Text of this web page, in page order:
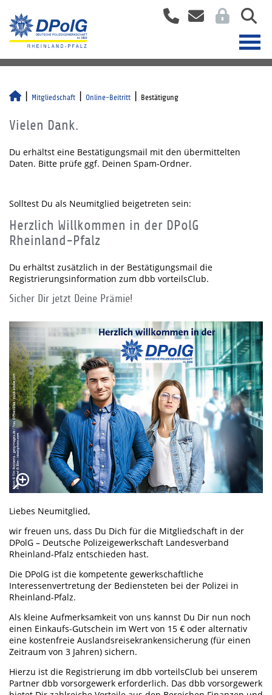
Mitgliedschaft Online-Beitritt Bestätigung
Vielen Dank.
Du erhältst eine Bestätigungsmail mit den übermittelten
Daten. Bitte prüfe ggf. Deinen Spam-Ordner.
Solltest Du als Neumitglied beigetreten sein:
Herzlich Willkommen in der DPolG
Rheinland-Pfalz
Du erhältst zusätzlich in der Bestätigungsmail die
Registrierungsinformation zum dbb vorteilsClub.
Sicher Dir jetzt Deine Prämie!
Liebes Neumitglied,
wir freuen uns, dass Du Dich für die Mitgliedschaft in der
DPolG – Deutsche Polizeigewerkschaft Landesverband
Rheinland-Pfalz entschieden hast.
Die DPolG ist die kompetente gewerkschaftliche
Interessenvertretung der Bediensteten bei der Polizei in
Rheinland-Pfalz.
Als kleine Aufmerksamkeit von uns kannst Du Dir nun noch
einen Einkaufs-Gutschein im Wert von 15 € oder alternativ
eine kostenfreie Auslandsreisekrankensicherung (für einen
Zeitraum von 3 Jahren) sichern.
Hierzu ist die Registrierung im dbb vorteilsClub bei unserem
Partner dbb vorsorgewerk erforderlich. Das dbb vorsorgewerk